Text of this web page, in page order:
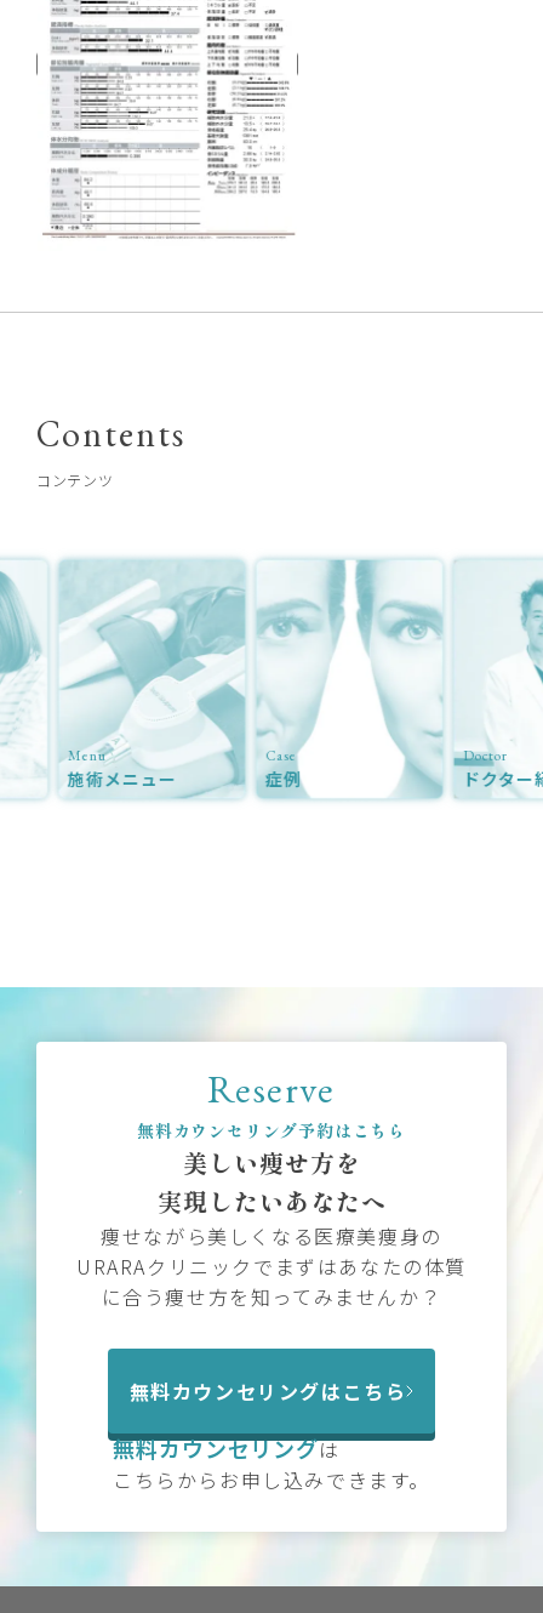
Contents
コンテンツ
メニュー
Case Doctor
ドクター紹介
Reserve
無料カウンセリング予約はこちら
美しい痩せ方を
実現したいあなたへ
痩せながら美しくなる医療美痩身の
URARAクリニックでまずはあなたの体質
に合う痩せ方を知ってみませんか？
無料カウンセリングはこちら
無料カウンセリングは
こちらからお申し込みできます。